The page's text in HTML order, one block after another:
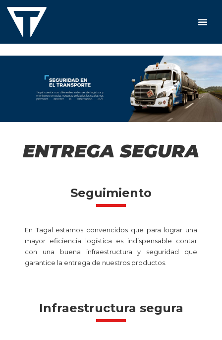
ENTREGA SEGURA
Seguimiento
En Tagal estamos convencidos que para lograr una
mayor eficiencia logística es indispensable contar
con una buena infraestructura y seguridad que
garantice la entrega de nuestros productos.
Infraestructura segura